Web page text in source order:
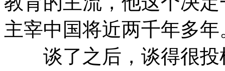
主宰中国将近两千年多年
谈了之后，谈得很投